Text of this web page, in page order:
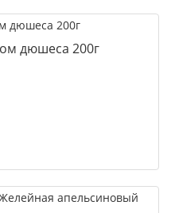
дюшеса 200г